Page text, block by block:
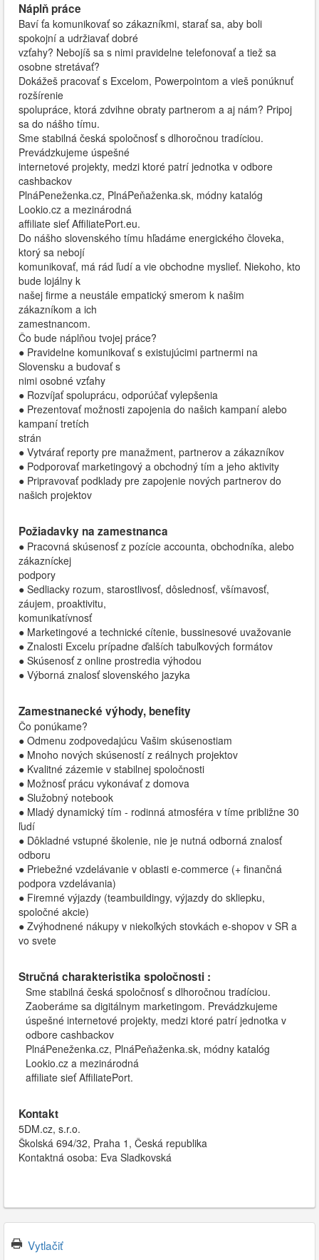
Náplň práce
Baví ťa komunikovať so zákazníkmi, starať sa, aby boli
spokojní a udržiavať dobré
vzťahy? Nebojíš sa s nimi pravidelne telefonovať a tiež sa
osobne stretávať?
Dokážeš pracovať s Excelom, Powerpointom a vieš ponúknuť
rozšírenie
spolupráce, ktorá zdvihne obraty partnerom a aj nám? Pripoj
sa do nášho tímu.
Sme stabilná česká spoločnosť s dlhoročnou tradíciou.
Prevádzkujeme úspešné
internetové projekty, medzi ktoré patrí jednotka v odbore
cashbackov
PlnáPeneženka.cz, PlnáPeňaženka.sk, módny katalóg
Lookio.cz a mezinárodná
affiliate sieť AffiliatePort.eu.
Do nášho slovenského tímu hľadáme energického človeka,
ktorý sa nebojí
komunikovať, má rád ľudí a vie obchodne myslieť. Niekoho, kto
bude lojálny k
našej firme a neustále empatický smerom k našim
zákazníkom a ich
zamestnancom.
Čo bude náplňou tvojej práce?
● Pravidelne komunikovať s existujúcimi partnermi na
Slovensku a budovať s
nimi osobné vzťahy
● Rozvíjať spoluprácu, odporúčať vylepšenia
● Prezentovať možnosti zapojenia do našich kampaní alebo
kampaní tretích
strán
● Vytvárať reporty pre manažment, partnerov a zákazníkov
● Podporovať marketingový a obchodný tím a jeho aktivity
● Pripravovať podklady pre zapojenie nových partnerov do
našich projektov
Požiadavky na zamestnanca
● Pracovná skúsenosť z pozície accounta, obchodníka, alebo
zákazníckej
podpory
● Sedliacky rozum, starostlivosť, dôslednosť, všímavosť,
záujem, proaktivitu,
komunikatívnosť
● Marketingové a technické cítenie, bussinesové uvažovanie
● Znalosti Excelu prípadne ďalších tabuľkových formátov
● Skúsenosť z online prostredia výhodou
● Výborná znalosť slovenského jazyka
Zamestnanecké výhody, benefity
Čo ponúkame?
● Odmenu zodpovedajúcu Vašim skúsenostiam
● Mnoho nových skúseností z reálnych projektov
● Kvalitné zázemie v stabilnej spoločnosti
● Možnosť prácu vykonávať z domova
● Služobný notebook
● Mladý dynamický tím - rodinná atmosféra v tíme približne 30
ľudí
● Dôkladné vstupné školenie, nie je nutná odborná znalosť
odboru
● Priebežné vzdelávanie v oblasti e-commerce (+ finančná
podpora vzdelávania)
● Firemné výjazdy (teambuildingy, výjazdy do skliepku,
spoločné akcie)
● Zvýhodnené nákupy v niekoľkých stovkách e-shopov v SR a
vo svete
Stručná charakteristika spoločnosti :
Sme stabilná česká spoločnosť s dlhoročnou tradíciou.
Zaoberáme sa digitálnym marketingom. Prevádzkujeme
úspešné internetové projekty, medzi ktoré patrí jednotka v
odbore cashbackov
PlnáPeneženka.cz, PlnáPeňaženka.sk, módny katalóg
Lookio.cz a mezinárodná
affiliate sieť AffiliatePort.
Kontakt
5DM.cz, s.r.o.
Školská 694/32, Praha 1, Česká republika
Kontaktná osoba: Eva Sladkovská
Vytlačiť